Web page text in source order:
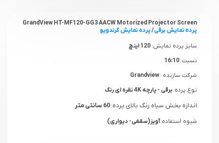
GrandView HT-MF120-GG3 AACW Motorized Projector Screen
پرده نمایش برقی/پرده نمایش گرندویو
سایز پرده نمایش:
نسبت:16:10
شرکت سازنده :
نوع پرده:برقی - پارچه 4K نقره ای رنگ
اندازه بخش سیاه رنگ بالای پرده:
شیوه استفاده:آویز(سقفی- دیواری)